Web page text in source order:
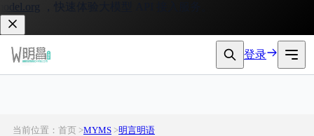
，快速体验大模型 API 接入服务。
登录
当前位置：首页 >MYMS >明言明语